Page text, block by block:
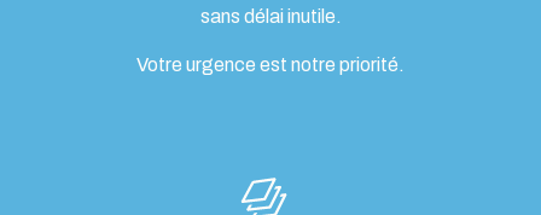
sans délai inutile.
Votre urgence est notre priorité.